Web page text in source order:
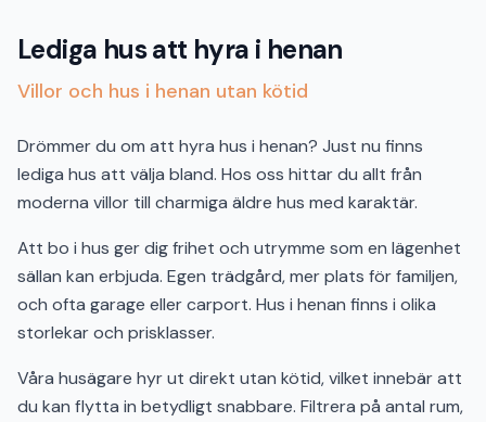
Lediga hus att hyra i henan
Villor och hus i henan utan kötid
Drömmer du om att hyra hus i henan? Just nu finns
lediga hus att välja bland. Hos oss hittar du allt från
moderna villor till charmiga äldre hus med karaktär.
Att bo i hus ger dig frihet och utrymme som en lägenhet
sällan kan erbjuda. Egen trädgård, mer plats för familjen,
och ofta garage eller carport. Hus i henan finns i olika
storlekar och prisklasser.
Våra husägare hyr ut direkt utan kötid, vilket innebär att
du kan flytta in betydligt snabbare. Filtrera på antal rum,